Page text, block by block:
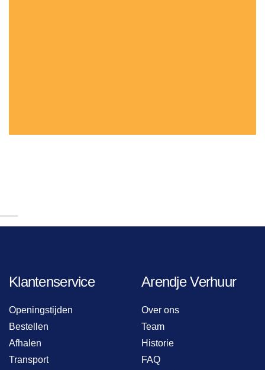
Klantenservice
Openingstijden
Bestellen
Afhalen
Transport
Arendje Verhuur
Over ons
Team
Historie
FAQ